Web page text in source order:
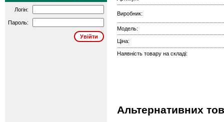
Логін:
Пароль:
Виробник:
Модель:
Ціна:
Наявність товару на складі:
Альтернативних